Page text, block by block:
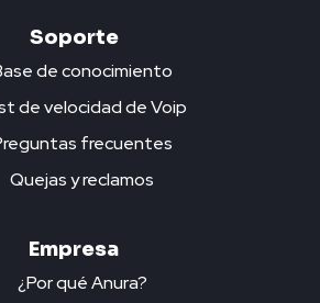
Soporte
de conocimiento
de velocidad de Voip
frecuentes
Quejas y reclamos
Empresa
¿Por qué Anura?